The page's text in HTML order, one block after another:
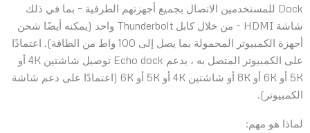
Dock للمستخدمين الاتصال بجميع أجهزتهم الطرفية – بما في ذلك
شاشة HDMI – من خلال كابل Thunderbolt واحد (يمكنه أيضًا شحن
أجهزة الكمبيوتر المحمولة بما يصل إلى 100 واط من الطاقة). اعتمادًا
على الكمبيوتر المتصل به ، يدعم Echo dock توصيل شاشتين 4K أو
5K أو 6K أو 8K أو شاشتين 4K أو 5K أو 6K (اعتمادًا على دعم شاشة
الكمبيوتر).
لماذا هو مهم: